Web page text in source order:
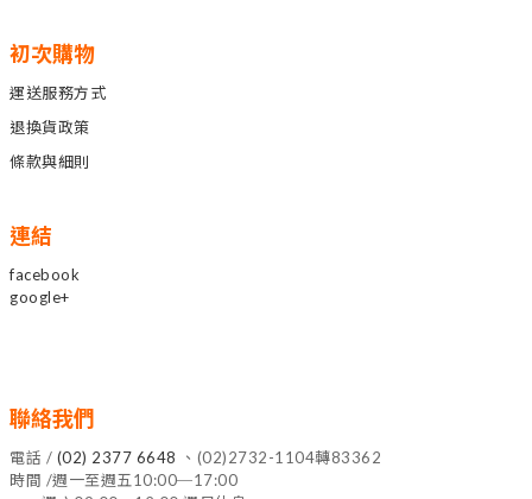
初次購物
運送服務方式
退換貨政策
條款與細則
連結
facebook
google+
聯絡我們
電話 / (02) 2377 6648
、(02)2732-1104轉83362
時間 /週一至週五10:00─17:00